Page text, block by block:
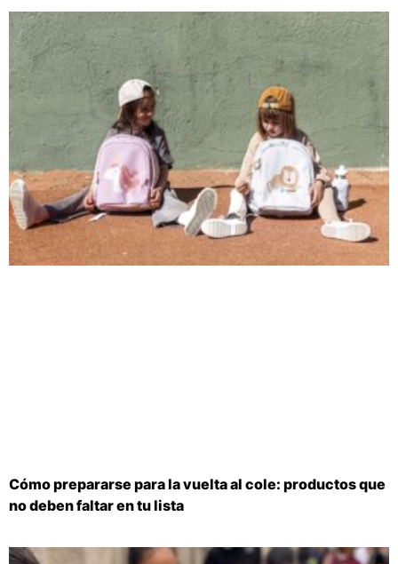
Cómo prepararse para la vuelta al cole: productos que
no deben faltar en tu lista